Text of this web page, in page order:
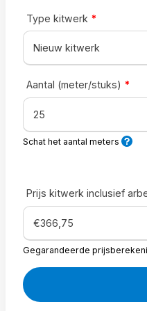
Type kitwerk *
Aantal (meter/stuks) *
Schat het aantal meters
Prijs kitwerk inclusief
Gegarandeerde